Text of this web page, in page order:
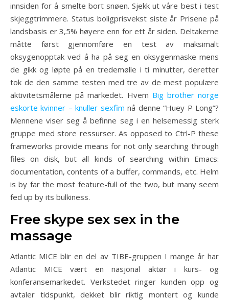
innsiden for å smelte bort snøen. Sjekk ut våre best i test
skjeggtrimmere. Status boligprisvekst siste år Prisene på
landsbasis er 3,5% høyere enn for ett år siden. Deltakerne
måtte først gjennomføre en test av maksimalt
oksygenopptak ved å ha på seg en oksygenmaske mens
de gikk og løpte på en tredemølle i ti minutter, deretter
tok de den samme testen med tre av de mest populære
aktivitetsmålerne på markedet. Hvem Big brother norge
eskorte kvinner – knuller sexfim nå denne “Huey P Long”?
Mennene viser seg å befinne seg i en helsemessig sterk
gruppe med store ressurser. As opposed to Ctrl-P these
frameworks provide means for not only searching through
files on disk, but all kinds of searching within Emacs:
documentation, contents of a buffer, commands, etc. Helm
is by far the most feature-full of the two, but many seem
fed up by its bulkiness.
Free skype sex sex in the
massage
Atlantic MICE blir en del av TIBE-gruppen I mange år har
Atlantic MICE vært en nasjonal aktør i kurs- og
konferansemarkedet. Verkstedet ringer kunden opp og
avtaler tidspunkt, dekket blir riktig montert og kunde